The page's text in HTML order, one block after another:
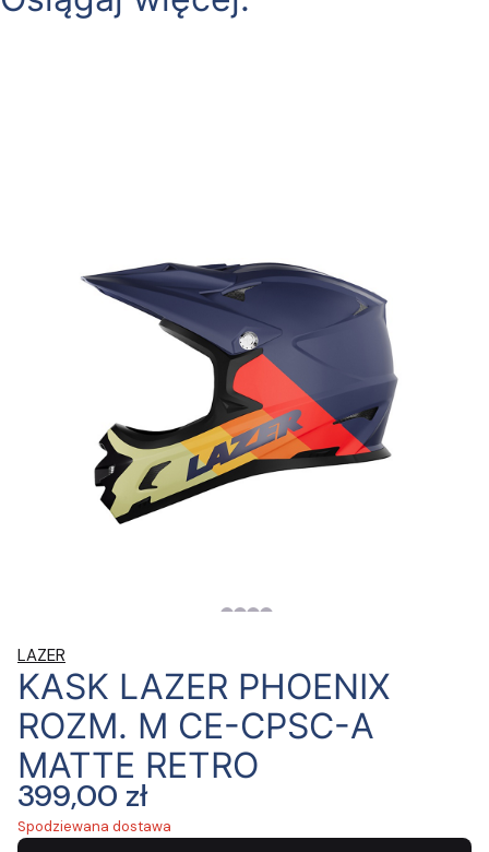
LAZER
KASK LAZER PHOENIX
ROZM. M CE-CPSC-A
MATTE RETRO
Cena
399,00 zł
Spodziewana dostawa